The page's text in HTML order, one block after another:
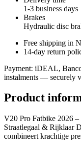
1-3 business days
Brakes
Hydraulic disc
Free shipping in
14-day return
Payment: iDEAL,
instalments — securely
Product
V20 Pro Fatbike 2026
Straatlegaal & Rijklaar
combineert krachtige